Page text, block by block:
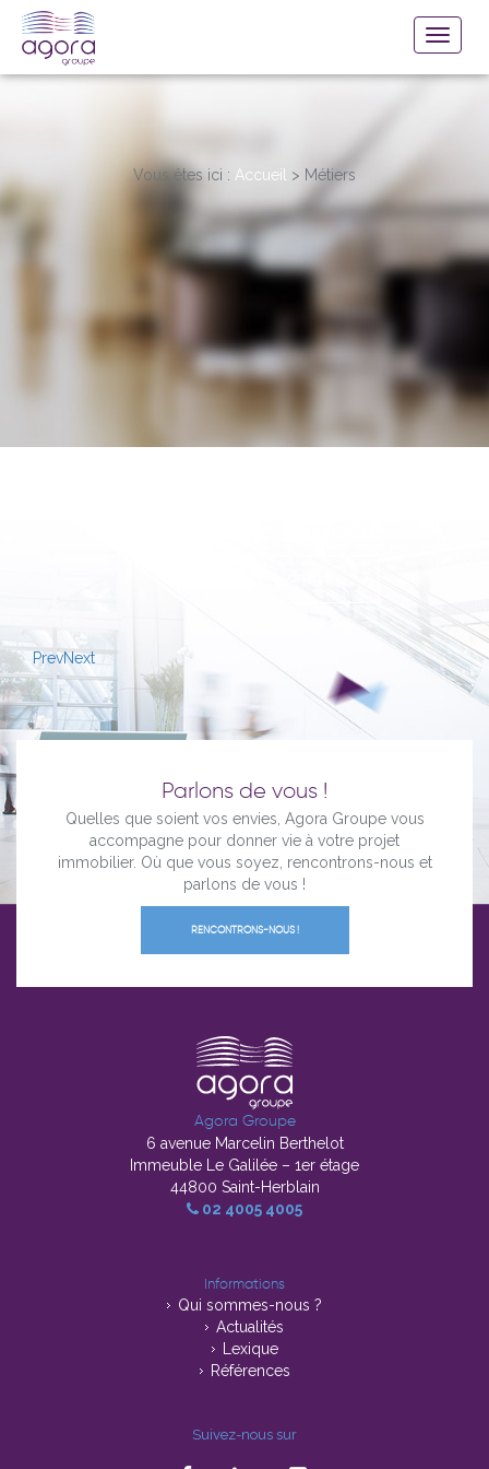
Vous êtes ici : Accueil > Métiers
PrevNext
Parlons de vous !
Quelles que soient vos envies, Agora Groupe vous
accompagne pour donner vie à votre projet
immobilier. Où que vous soyez, rencontrons-nous et
parlons de vous !
RENCONTRONS-NOUS !
Agora Groupe
6 avenue Marcelin Berthelot
Immeuble Le Galilée – 1er étage
44800 Saint-Herblain
02 4005 4005
Informations
Qui sommes-nous ?
Actualités
Lexique
Références
Suivez-nous sur